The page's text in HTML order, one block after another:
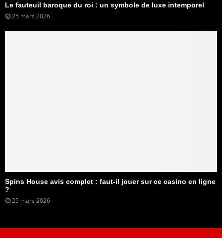
Le fauteuil baroque du roi : un symbole de luxe intemporel
25 mars 2026
Spins House avis complet : faut-il jouer sur ce casino en ligne
?
25 mars 2026